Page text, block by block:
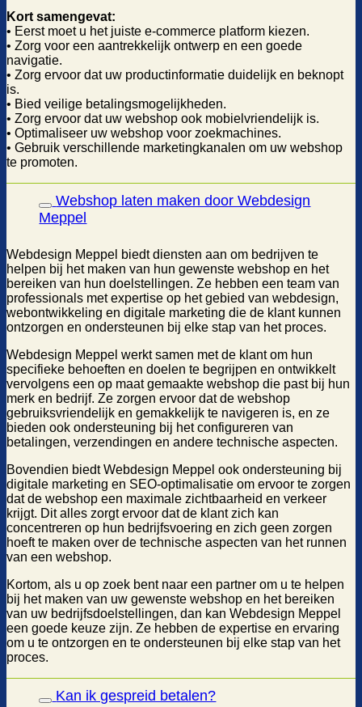
Kort samengevat:
• Eerst moet u het juiste e-commerce platform kiezen.
• Zorg voor een aantrekkelijk ontwerp en een goede
navigatie.
• Zorg ervoor dat uw productinformatie duidelijk en beknopt
is.
• Bied veilige betalingsmogelijkheden.
• Zorg ervoor dat uw webshop ook mobielvriendelijk is.
• Optimaliseer uw webshop voor zoekmachines.
• Gebruik verschillende marketingkanalen om uw webshop
te promoten.
Webshop laten maken door Webdesign
Meppel
Webdesign Meppel biedt diensten aan om bedrijven te
helpen bij het maken van hun gewenste webshop en het
bereiken van hun doelstellingen. Ze hebben een team van
professionals met expertise op het gebied van webdesign,
webontwikkeling en digitale marketing die de klant kunnen
ontzorgen en ondersteunen bij elke stap van het proces.
Webdesign Meppel werkt samen met de klant om hun
specifieke behoeften en doelen te begrijpen en ontwikkelt
vervolgens een op maat gemaakte webshop die past bij hun
merk en bedrijf. Ze zorgen ervoor dat de webshop
gebruiksvriendelijk en gemakkelijk te navigeren is, en ze
bieden ook ondersteuning bij het configureren van
betalingen, verzendingen en andere technische aspecten.
Bovendien biedt Webdesign Meppel ook ondersteuning bij
digitale marketing en SEO-optimalisatie om ervoor te zorgen
dat de webshop een maximale zichtbaarheid en verkeer
krijgt. Dit alles zorgt ervoor dat de klant zich kan
concentreren op hun bedrijfsvoering en zich geen zorgen
hoeft te maken over de technische aspecten van het runnen
van een webshop.
Kortom, als u op zoek bent naar een partner om u te helpen
bij het maken van uw gewenste webshop en het bereiken
van uw bedrijfsdoelstellingen, dan kan Webdesign Meppel
een goede keuze zijn. Ze hebben de expertise en ervaring
om u te ontzorgen en te ondersteunen bij elke stap van het
proces.
Kan ik gespreid betalen?